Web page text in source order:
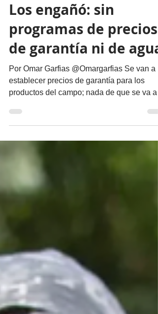
Los engañó: sin
programas de precios
de garantía ni de agua
Por Omar Garfias @Omargarfias Se van a
establecer precios de garantía para los
productos del campo; nada de que se va a